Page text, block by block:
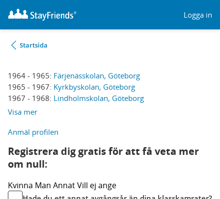
Logga in
Startsida
1964 - 1965: Färjenässkolan, Göteborg
1965 - 1967: Kyrkbyskolan, Göteborg
1967 - 1968: Lindholmskolan, Göteborg
Visa mer
Anmäl profilen
Registrera dig gratis för att få veta mer
om null:
Kvinna Man AnnatVill ej ange